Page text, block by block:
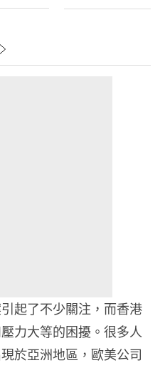
起了不少關注，而香港
力大等的困擾。很多人
於亞洲地區，歐美公司